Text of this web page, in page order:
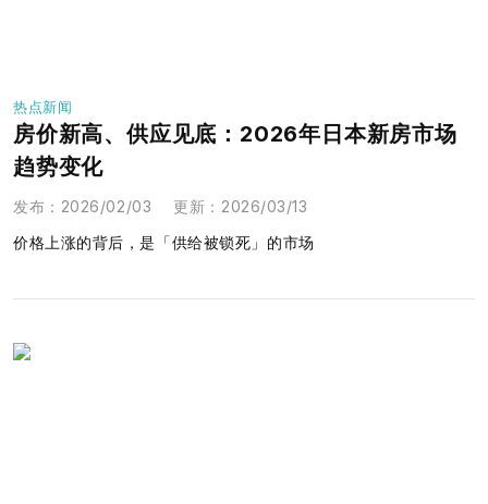
热点新闻
房价新高、供应见底：2026年日本新房市场
趋势变化
发布 ： 2026/02/03 更新 ： 2026/03/13
价格上涨的背后，是「供给被锁死」的市场